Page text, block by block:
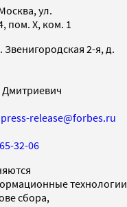
ул.
пом. X, ком. 1
Звенигородская 2-я, д.
press-release@forbes.ru
32-06
технологии
сбора,